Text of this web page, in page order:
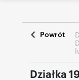
Powrót
Działka